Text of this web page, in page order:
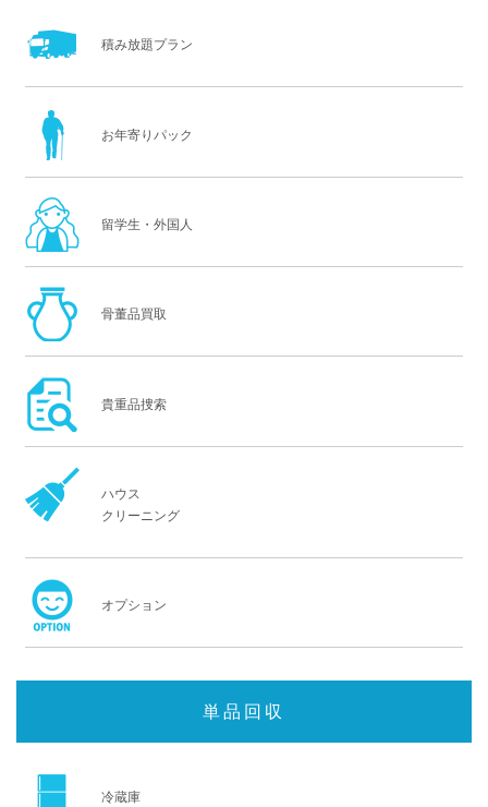
積み放題プラン
お年寄りパック
留学生・外国人
骨董品買取
貴重品捜索
ハウス
クリーニング
オプション
単品回収
冷蔵庫